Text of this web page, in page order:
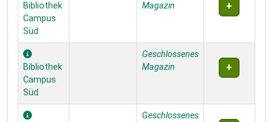
Bibliothek
Campus
Süd
Magazin
Bibliothek
Campus
Süd
Geschlossenes
Magazin
Geschlossenes